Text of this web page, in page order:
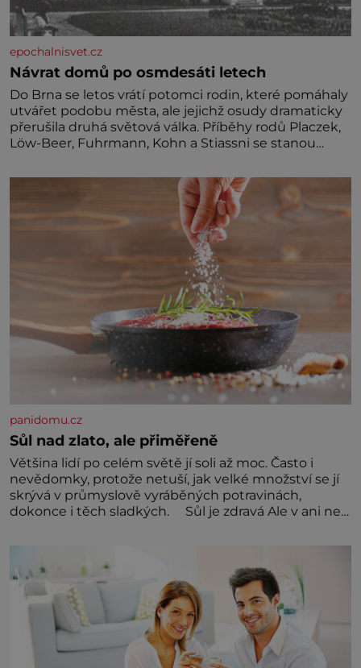
epochalnisvet.cz
Návrat domů po osmdesáti letech
Do Brna se letos vrátí potomci rodin, které pomáhaly
utvářet podobu města, ale jejichž osudy dramaticky
přerušila druhá světová válka. Příběhy rodů Placzek,
Löw-Beer, Fuhrmann, Kohn a Stiassni se stanou
židovské kultury ŠTETL FEST 2026. Některé návraty
nejsou jednoduché. Místa, která si člověk pamatuje z
rodinných vyprávění, už dávno
panidomu.cz
Sůl nad zlato, ale přiměřeně
Většina lidí po celém světě jí soli až moc. Často i
nevědomky, protože netuší, jak velké množství se jí
skrývá v průmyslově vyráběných potravinách,
dokonce i těch sladkých. Sůl je zdravá Ale v ani ne
běžné. Její základní složky– sodík a chlór – jsou